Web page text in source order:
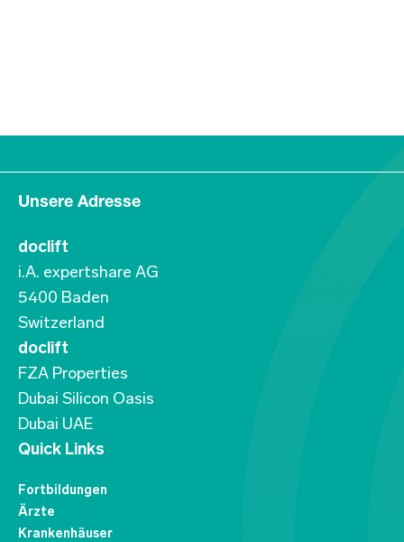
Unsere Adresse
doclift
i.A. expertshare AG
5400 Baden
Switzerland
doclift
FZA Properties
Dubai Silicon Oasis
Dubai UAE
Quick Links
Fortbildungen
Ärzte
Krankenhäuser